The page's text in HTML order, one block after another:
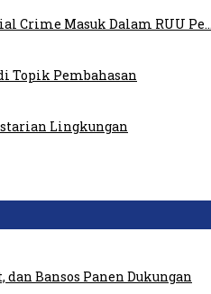
Crime Masuk Dalam RUU Pe…
Topik Pembahasan
Lingkungan
dan Bansos Panen Dukungan